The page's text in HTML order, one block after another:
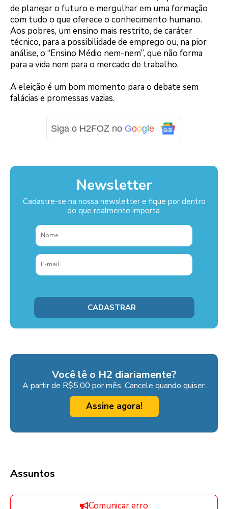
de planejar o futuro e mergulhar em uma formação
com tudo o que oferece o conhecimento humano.
Aos pobres, um ensino mais restrito, de caráter
técnico, para a possibilidade de emprego ou, na pior
análise, o “Ensino Médio nem-nem”, que não forma
para a vida nem para o mercado de trabalho.
A eleição é um bom momento para o debate sem
falácias e promessas vazias.
Siga o H2FOZ no Goog e
Newsletter
Cadastre-se na nossa newsletter e fique por dentro
do que realmente importa.
Você lê o H2 diariamente?
A partir de R$5,00 por mês. Cancele quando quiser.
Assine agora!
Assuntos
Comunicar erro